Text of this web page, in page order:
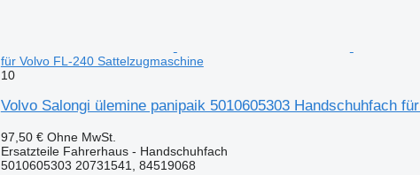
für Volvo FL-240 Sattelzugmaschine
10
Volvo Salongi ülemine panipaik 5010605303 Handschuhfach
97,50 € Ohne MwSt.
Ersatzteile Fahrerhaus - Handschuhfach
5010605303 20731541, 84519068